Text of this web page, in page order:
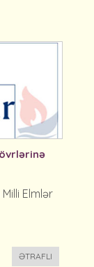
Elmlər
ƏTRAFLI